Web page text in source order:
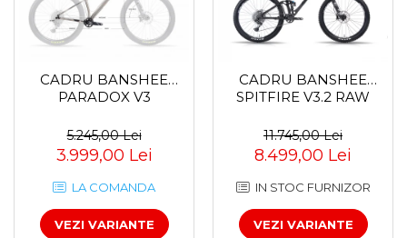
CADRU BANSHEE
PARADOX V3
5.245,00 Lei
3.999,00 Lei
LA COMANDA
VEZI VARIANTE
CADRU BANSHEE
SPITFIRE V3.2 RAW
11.745,00 Lei
8.499,00 Lei
IN STOC FURNIZOR
VEZI VARIANTE